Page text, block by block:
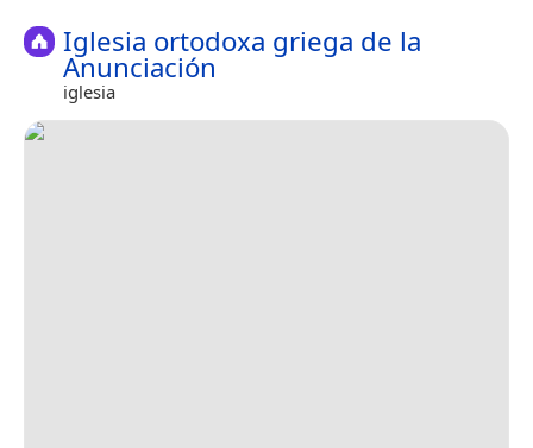
Iglesia ortodoxa griega de la
Anunciación
iglesia